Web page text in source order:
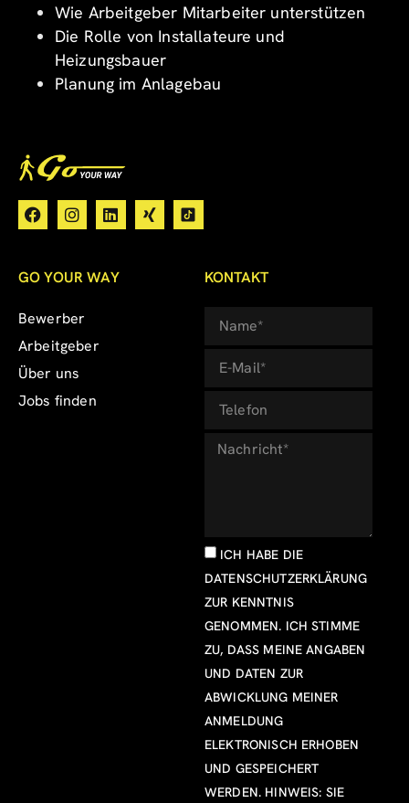
Wie Arbeitgeber Mitarbeiter unterstützen
Die Rolle von Installateure und
Heizungsbauer
Planung im Anlagebau
GO YOUR WAY
Bewerber
Arbeitgeber
Über uns
Jobs finden
KONTAKT
ICH HABE DIE
DATENSCHUTZERKLÄRUNG
ZUR KENNTNIS
GENOMMEN. ICH STIMME
ZU, DASS MEINE ANGABEN
UND DATEN ZUR
ABWICKLUNG MEINER
ANMELDUNG
ELEKTRONISCH ERHOBEN
UND GESPEICHERT
WERDEN. HINWEIS: SIE